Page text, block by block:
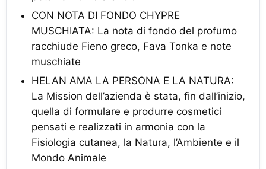
CON NOTA DI FONDO CHYPRE
MUSCHIATA: La nota di fondo del profumo
racchiude Fieno greco, Fava Tonka e note
muschiate
HELAN AMA LA PERSONA E LA NATURA:
La Mission dell’azienda è stata, fin dall’inizio,
quella di formulare e produrre cosmetici
pensati e realizzati in armonia con la
Fisiologia cutanea, la Natura, l’Ambiente e il
Mondo Animale